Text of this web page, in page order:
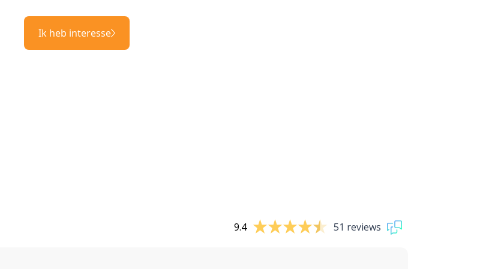
Ik heb interesse
9.4 51 reviews